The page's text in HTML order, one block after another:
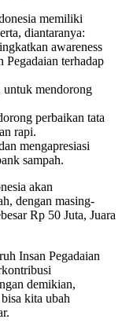
memiliki
diantaranya:
awareness
Pegadaian terhadap
untuk mendorong
perbaikan tata
rapi.
mengapresiasi
sampah.
akan
dengan masing-
Rp 50 Juta, Juara
Insan Pegadaian
demikian,
kita ubah